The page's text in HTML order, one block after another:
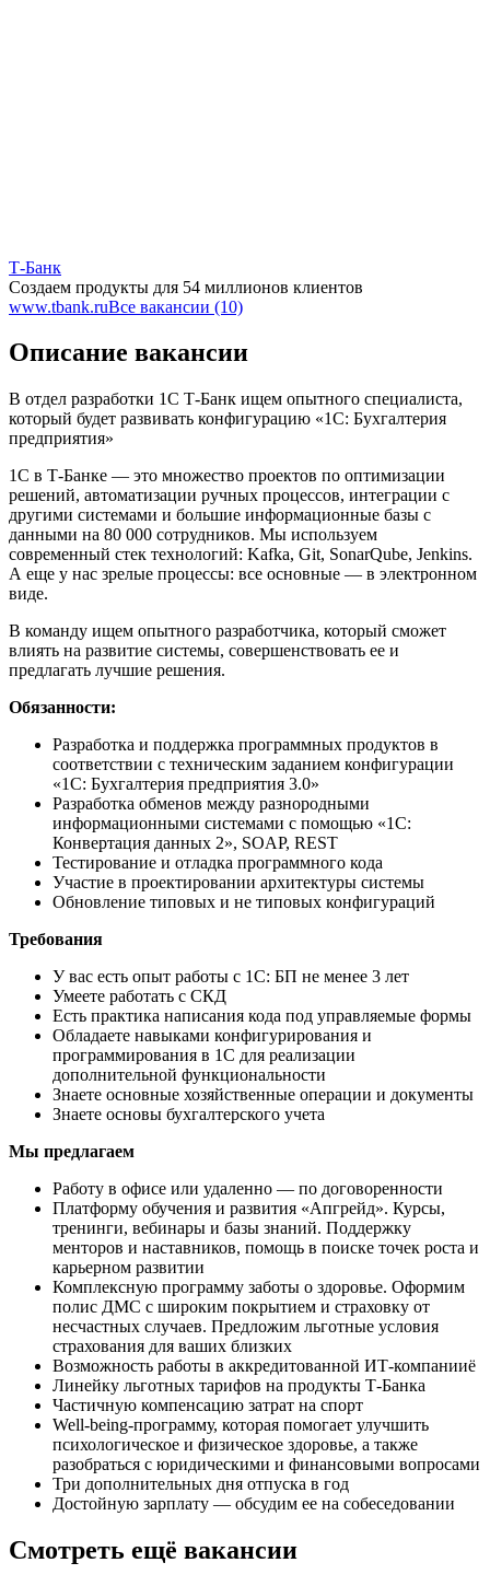
Т-Банк
Создаем продукты для 54 миллионов клиентов
www.tbank.ruВсе вакансии (10)
Описание вакансии
В отдел разработки 1С Т‑Банк ищем опытного специалиста,
который будет развивать конфигурацию «1С: Бухгалтерия
предприятия»
1С в Т‑Банке — это множество проектов по оптимизации
решений, автоматизации ручных процессов, интеграции с
другими системами и большие информационные базы с
данными на 80 000 сотрудников. Мы используем
современный стек технологий: Kafka, Git, SonarQube, Jenkins.
А еще у нас зрелые процессы: все основные — в электронном
виде.
В команду ищем опытного разработчика, который сможет
влиять на развитие системы, совершенствовать ее и
предлагать лучшие решения.
Обязанности:
Разработка и поддержка программных продуктов в
соответствии с техническим заданием конфигурации
«1С: Бухгалтерия предприятия 3.0»
Разработка обменов между разнородными
информационными системами с помощью «1С:
Конвертация данных 2», SOAP, REST
Тестирование и отладка программного кода
Участие в проектировании архитектуры системы
Обновление типовых и не типовых конфигураций
Требования
У вас есть опыт работы с 1С: БП не менее 3 лет
Умеете работать с СКД
Есть практика написания кода под управляемые формы
Обладаете навыками конфигурирования и
программирования в 1С для реализации
дополнительной функциональности
Знаете основные хозяйственные операции и документы
Знаете основы бухгалтерского учета
Мы предлагаем
Работу в офисе или удаленно — по договоренности
Платформу обучения и развития «Апгрейд». Курсы,
тренинги, вебинары и базы знаний. Поддержку
менторов и наставников, помощь в поиске точек роста и
карьерном развитии
Комплексную программу заботы о здоровье. Оформим
полис ДМС с широким покрытием и страховку от
несчастных случаев. Предложим льготные условия
страхования для ваших близких
Возможность работы в аккредитованной ИТ-компанииё
Линейку льготных тарифов на продукты Т‑Банка
Частичную компенсацию затрат на спорт
Well-being-программу, которая помогает улучшить
психологическое и физическое здоровье, а также
разобраться с юридическими и финансовыми вопросами
Три дополнительных дня отпуска в год
Достойную зарплату — обсудим ее на собеседовании
Смотреть ещё вакансии